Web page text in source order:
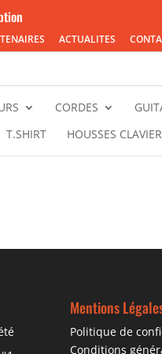
ACTUALITES
CORDES
T.SHIRT HOUSSES CLAVIER
Mentions
Politique de
Conditions